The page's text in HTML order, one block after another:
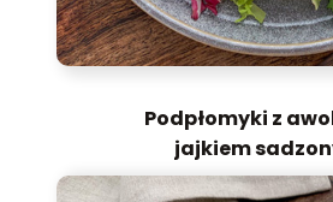
Podpłomyki z
jajkiem